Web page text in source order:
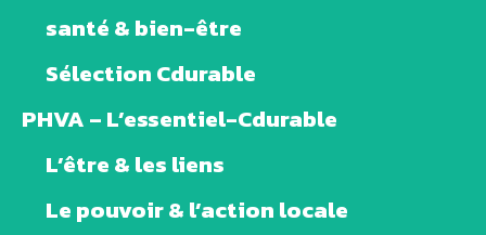
santé & bien-être
Sélection Cdurable
PHVA – L’essentiel-Cdurable
L’être & les liens
Le pouvoir & l’action locale